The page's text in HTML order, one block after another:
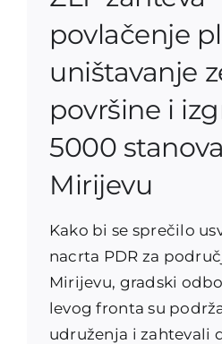
povlačenje
uništavanje
površine i
5000
Mirijevu
Kako bi se sprečilo
nacrta PDR za
Mirijevu, gradski
levog fronta su
udruženja i zahtevali